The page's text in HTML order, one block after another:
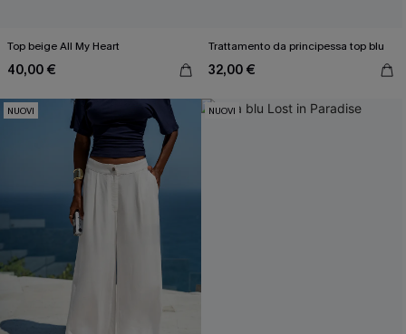
Top beige All My Heart
40,00 €
Trattamento da principessa top blu
32,00 €
NUOVI NUOVI